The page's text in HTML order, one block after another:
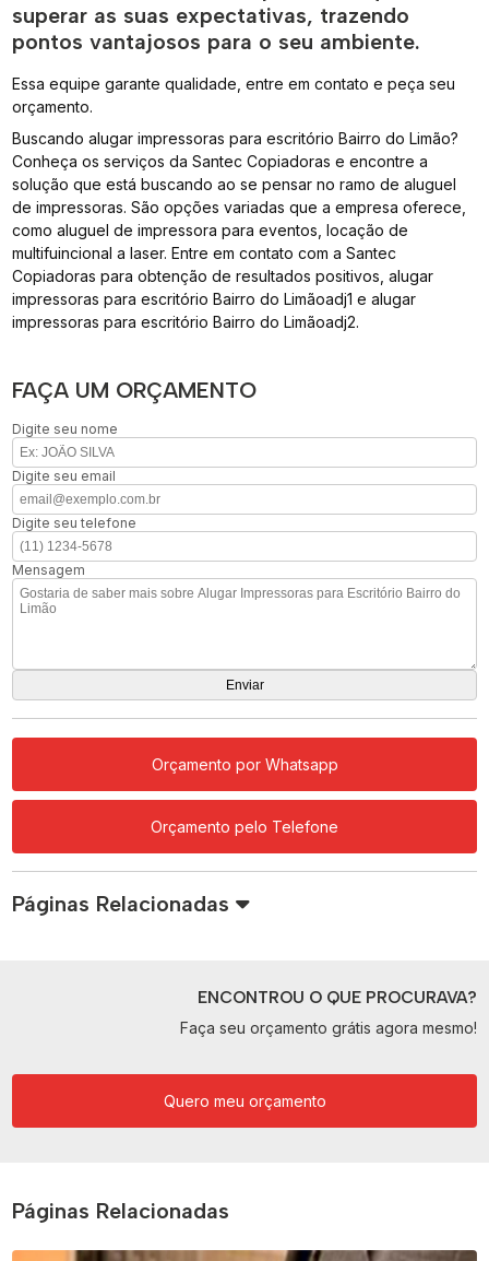
superar as suas expectativas, trazendo
pontos vantajosos para o seu ambiente.
Essa equipe garante qualidade, entre em contato e peça seu
orçamento.
Buscando alugar impressoras para escritório Bairro do Limão?
Conheça os serviços da Santec Copiadoras e encontre a
solução que está buscando ao se pensar no ramo de aluguel
de impressoras. São opções variadas que a empresa oferece,
como aluguel de impressora para eventos, locação de
multifuincional a laser. Entre em contato com a Santec
Copiadoras para obtenção de resultados positivos, alugar
impressoras para escritório Bairro do Limãoadj1 e alugar
impressoras para escritório Bairro do Limãoadj2.
FAÇA UM ORÇAMENTO
Digite seu nome
Digite seu email
Digite seu telefone
Mensagem
Orçamento por Whatsapp
Orçamento pelo Telefone
Páginas Relacionadas
ENCONTROU O QUE PROCURAVA?
Faça seu orçamento grátis agora mesmo!
Quero meu orçamento
Páginas Relacionadas